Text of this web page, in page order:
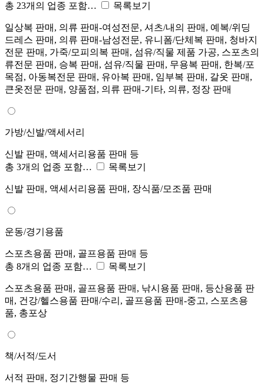
총 23개의 업종 포함…
목록보기
일상복 판매, 의류 판매-여성전문, 셔츠/내의 판매, 예복/위딩
드레스 판매, 의류 판매-남성전문, 유니폼/단체복 판매, 청바지
전문 판매, 가죽/모피의복 판매, 섬유/직물 제품 가공, 스포츠의
류전문 판매, 승복 판매, 섬유/직물 판매, 무용복 판매, 한복/포
목점, 아동복전문 판매, 유아복 판매, 임부복 판매, 갈옷 판매,
큰옷전문 판매, 양품점, 의류 판매-기타, 의류, 정장 판매
가방/신발/액세서리
신발 판매, 액세서리용품 판매 등
총 3개의 업종 포함…
목록보기
신발 판매, 액세서리용품 판매, 장식품/모조품 판매
운동/경기용품
스포츠용품 판매, 골프용품 판매 등
총 8개의 업종 포함…
목록보기
스포츠용품 판매, 골프용품 판매, 낚시용품 판매, 등산용품 판
매, 건강/헬스용품 판매/수리, 골프용품 판매-중고, 스포츠용
품, 총포상
책/서적/도서
서적 판매, 정기간행물 판매 등